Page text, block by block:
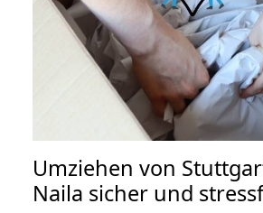
Umziehen von
Naila sicher und